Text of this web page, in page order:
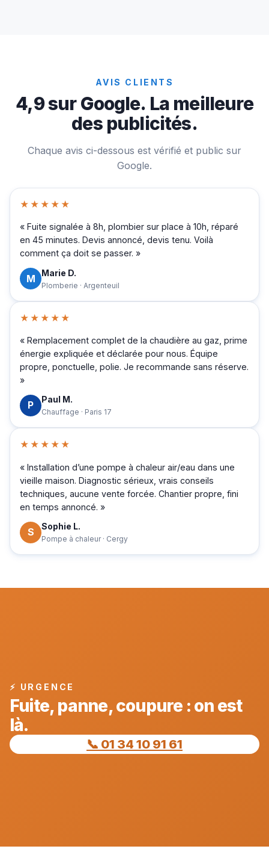
AVIS CLIENTS
4,9 sur Google. La meilleure
des publicités.
Chaque avis ci-dessous est vérifié et public sur
Google.
★★★★★
« Fuite signalée à 8h, plombier sur place à 10h, réparé
en 45 minutes. Devis annoncé, devis tenu. Voilà
comment ça doit se passer. »
M Marie D.
Plomberie · Argenteuil
★★★★★
« Remplacement complet de la chaudière au gaz, prime
énergie expliquée et déclarée pour nous. Équipe
propre, ponctuelle, polie. Je recommande sans réserve.
»
P Paul M.
Chauffage · Paris 17
★★★★★
« Installation d’une pompe à chaleur air/eau dans une
vieille maison. Diagnostic sérieux, vrais conseils
techniques, aucune vente forcée. Chantier propre, fini
en temps annoncé. »
S Sophie L.
Pompe à chaleur · Cergy
⚡ URGENCE
Fuite, panne, coupure : on est
là.
📞 01 34 10 91 61